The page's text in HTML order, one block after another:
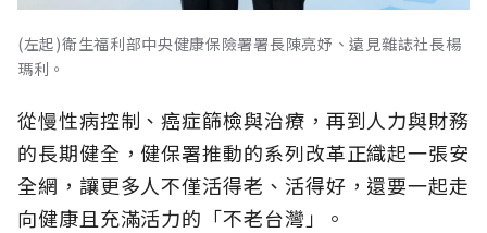
(左起)衛生福利部中央健康保險署署長陳亮妤、遠見雜誌社長楊
瑪利。
從慢性病控制、癌症篩檢與治療，再到人力與財務
的長期健全，健保署推動的系列改革正織起一張安
全網，讓更多人不僅活得老、活得好，還要一起走
向健康且充滿活力的「不老台灣」。